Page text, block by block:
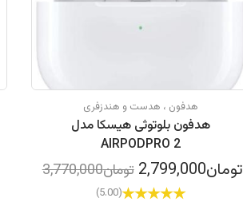
هدفون ، هدست و هندزفری
هدفون بلوتوثی هیسکا مدل
AIRPODPRO 2
تومان2,799,000 تومان3,770,000
(5.00)